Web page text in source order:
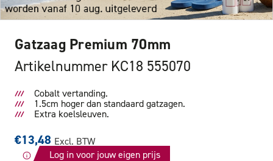
Gatzaag Premium 70mm
Artikelnummer KC18 555070
Cobalt vertanding.
1.5cm hoger dan standaard gatzagen.
Extra koelsleuven.
€13,48 Excl. BTW
Log in voor jouw eigen prijs